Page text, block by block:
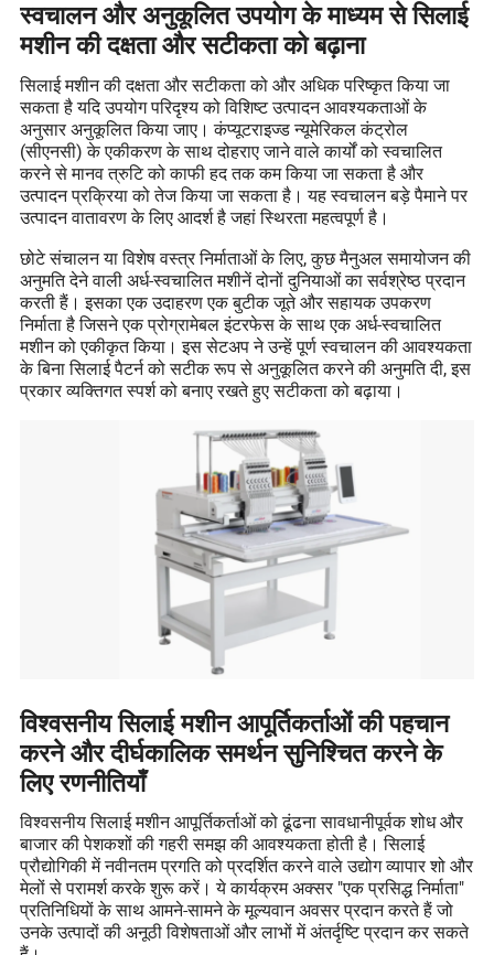
स्वचालन और अनुकूलित उपयोग के माध्यम से सिलाई
मशीन की दक्षता और सटीकता को बढ़ाना
सिलाई मशीन की दक्षता और सटीकता को और अधिक परिष्कृत किया जा
सकता है यदि उपयोग परिदृश्य को विशिष्ट उत्पादन आवश्यकताओं के
अनुसार अनुकूलित किया जाए। कंप्यूटराइज्ड न्यूमेरिकल कंट्रोल
(सीएनसी) के एकीकरण के साथ दोहराए जाने वाले कार्यों को स्वचालित
करने से मानव त्रुटि को काफी हद तक कम किया जा सकता है और
उत्पादन प्रक्रिया को तेज किया जा सकता है। यह स्वचालन बड़े पैमाने पर
उत्पादन वातावरण के लिए आदर्श है जहां स्थिरता महत्वपूर्ण है।
छोटे संचालन या विशेष वस्त्र निर्माताओं के लिए, कुछ मैनुअल समायोजन की
अनुमति देने वाली अर्ध-स्वचालित मशीनें दोनों दुनियाओं का सर्वश्रेष्ठ प्रदान
करती हैं। इसका एक उदाहरण एक बुटीक जूते और सहायक उपकरण
निर्माता है जिसने एक प्रोग्रामेबल इंटरफेस के साथ एक अर्ध-स्वचालित
मशीन को एकीकृत किया। इस सेटअप ने उन्हें पूर्ण स्वचालन की आवश्यकता
के बिना सिलाई पैटर्न को सटीक रूप से अनुकूलित करने की अनुमति दी, इस
प्रकार व्यक्तिगत स्पर्श को बनाए रखते हुए सटीकता को बढ़ाया।
विश्वसनीय सिलाई मशीन आपूर्तिकर्ताओं की पहचान
करने और दीर्घकालिक समर्थन सुनिश्चित करने के
लिए रणनीतियाँ
विश्वसनीय सिलाई मशीन आपूर्तिकर्ताओं को ढूंढना सावधानीपूर्वक शोध और
बाजार की पेशकशों की गहरी समझ की आवश्यकता होती है। सिलाई
प्रौद्योगिकी में नवीनतम प्रगति को प्रदर्शित करने वाले उद्योग व्यापार शो और
मेलों से परामर्श करके शुरू करें। ये कार्यक्रम अक्सर "एक प्रसिद्ध निर्माता"
प्रतिनिधियों के साथ आमने-सामने के मूल्यवान अवसर प्रदान करते हैं जो
उनके उत्पादों की अनूठी विशेषताओं और लाभों में अंतर्दृष्टि प्रदान कर सकते